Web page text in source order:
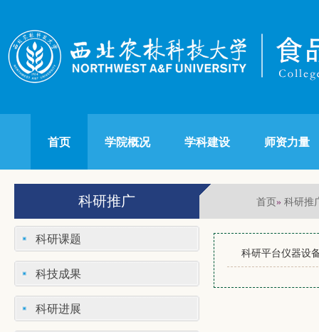
首页 学院概况 学科建设 师资力量
科研推广 首页» 科研推
科研课题
科技成果
科研进展
科研平台仪器设